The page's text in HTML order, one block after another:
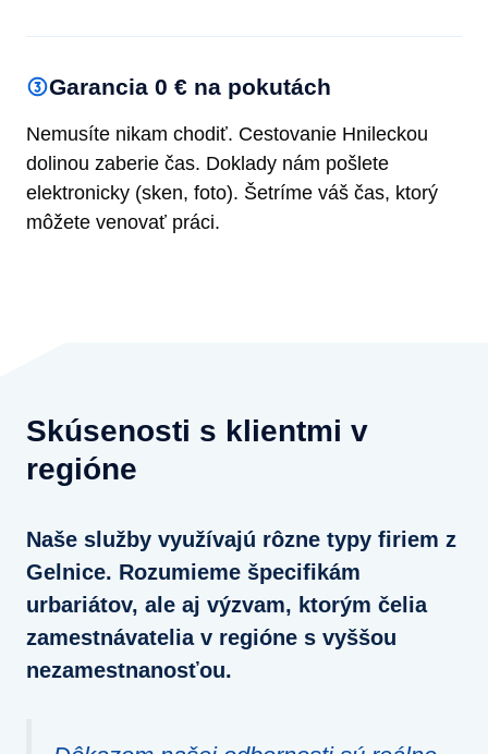
Garancia 0 € na pokutách
Nemusíte nikam chodiť. Cestovanie Hnileckou
dolinou zaberie čas. Doklady nám pošlete
elektronicky (sken, foto). Šetríme váš čas, ktorý
môžete venovať práci.
Skúsenosti s klientmi v
regióne
Naše služby využívajú rôzne typy firiem z
Gelnice. Rozumieme špecifikám
urbariátov, ale aj výzvam, ktorým čelia
zamestnávatelia v regióne s vyššou
nezamestnanosťou.